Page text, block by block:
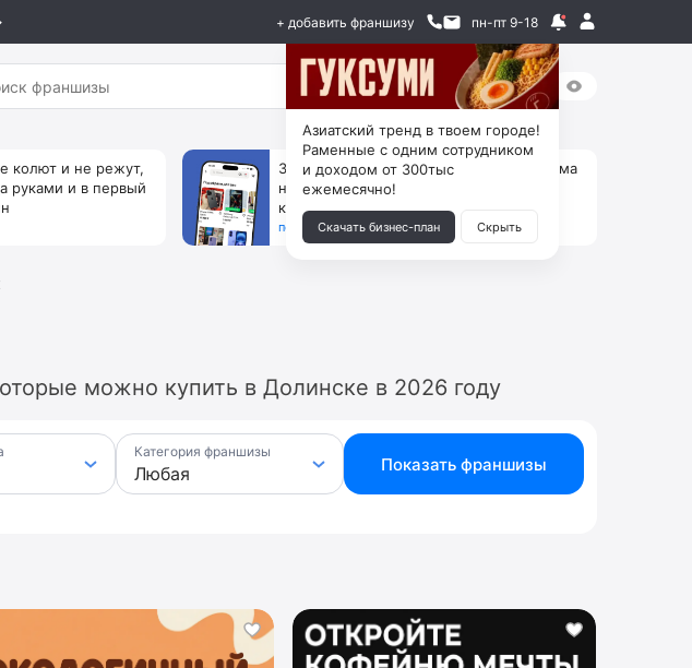
+ добавить франшизу пн-пт 9-18
колют и не режут,
руками и в первый
За 90 тыс. открой магазин на Авито, дома
ни коробок, ни товара, ни склада, зато
каждый месяц +125 тыс. чистыми
получить бизнес-план ↓
можно купить в Долинске в 2026 году
Категория франшизы
Показать франшизы
Азиатский тренд в твоем городе!
Раменные с одним сотрудником
и доходом от 300тыс
ежемесячно!
Скачать бизнес-план Скрыть